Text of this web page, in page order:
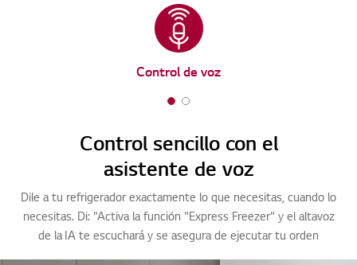
Control de voz
1
f
2
2
f
Control sencillo con el
asistente de voz
Dile a tu refrigerador exactamente lo que necesitas, cuando lo
necesitas. Di: "Activa la función "Express Freezer" y el altavoz
de la IA te escuchará y se asegura de ejecutar tu orden